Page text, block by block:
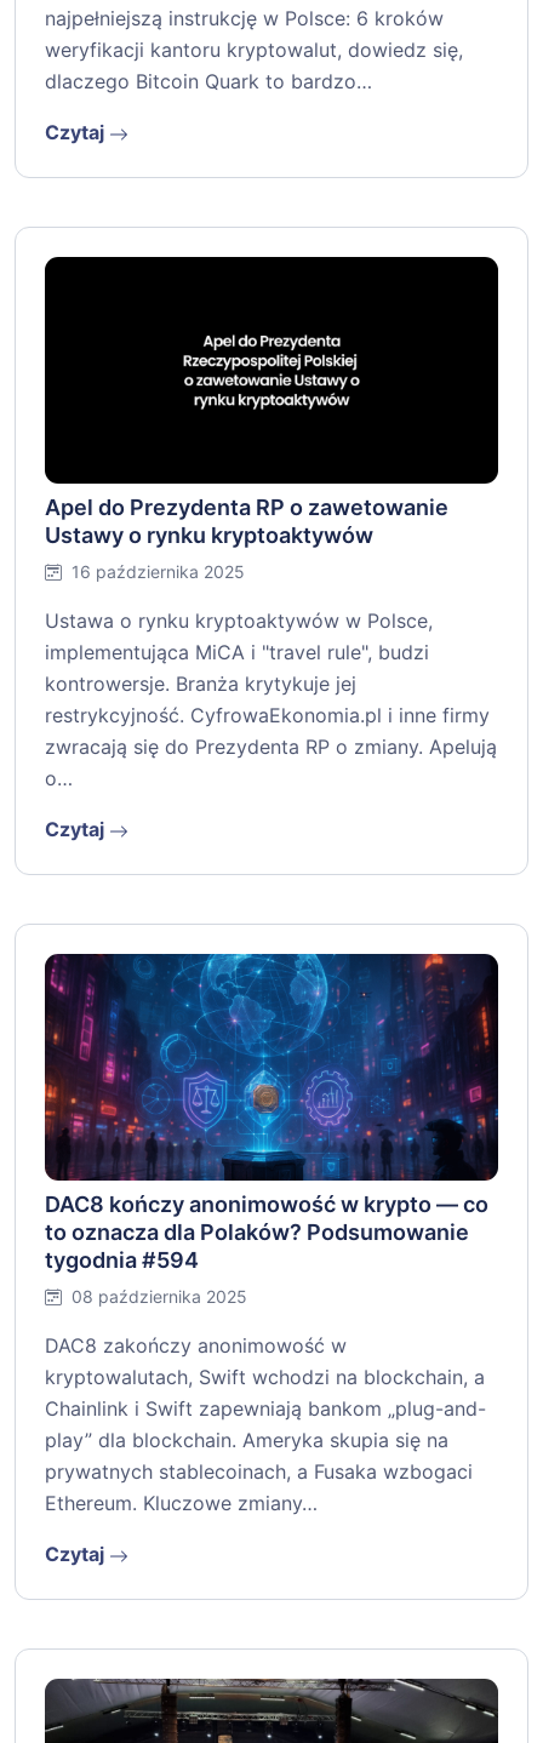
najpełniejszą instrukcję w Polsce: 6 kroków
weryfikacji kantoru kryptowalut, dowiedz się,
dlaczego Bitcoin Quark to bardzo…
Czytaj
Apel do Prezydenta RP o zawetowanie
Ustawy o rynku kryptoaktywów
16 października 2025
Ustawa o rynku kryptoaktywów w Polsce,
implementująca MiCA i "travel rule", budzi
kontrowersje. Branża krytykuje jej
restrykcyjność. CyfrowaEkonomia.pl i inne firmy
zwracają się do Prezydenta RP o zmiany. Apelują
o…
Czytaj
DAC8 kończy anonimowość w krypto — co
to oznacza dla Polaków? Podsumowanie
tygodnia #594
08 października 2025
DAC8 zakończy anonimowość w
kryptowalutach, Swift wchodzi na blockchain, a
Chainlink i Swift zapewniają bankom „plug-and-
play” dla blockchain. Ameryka skupia się na
prywatnych stablecoinach, a Fusaka wzbogaci
Ethereum. Kluczowe zmiany…
Czytaj